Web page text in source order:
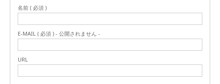
名前 ( 必須 )
E-MAIL ( 必須 ) - 公開されません -
URL